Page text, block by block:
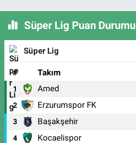
Süper Lig Puan Durumu
Süper Lig
# Takım
1 Amed
2 Erzurumspor FK
3 Başakşehir
4 Kocaelispor